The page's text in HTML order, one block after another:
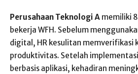
Perusahaan Teknologi A memiliki
bekerja WFH. Sebelum
digital, HR kesulitan memverifikasi
produktivitas. Setelah
berbasis aplikasi, kehadiran